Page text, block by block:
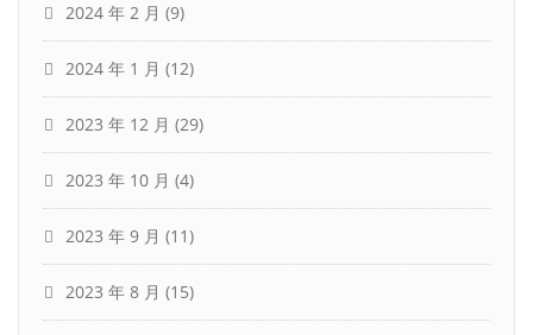
2024 年 2 月 (9)
2024 年 1 月 (12)
2023 年 12 月 (29)
2023 年 10 月 (4)
2023 年 9 月 (11)
2023 年 8 月 (15)